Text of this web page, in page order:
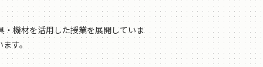
機材を活用した授業を展開していま
す。